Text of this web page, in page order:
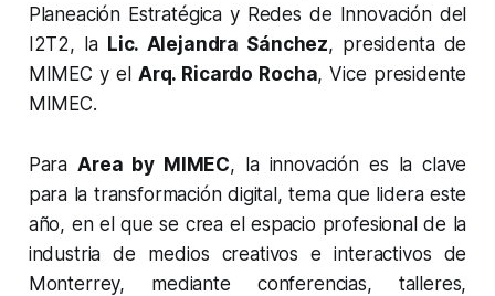
Planeación Estratégica y Redes de Innovación del
I2T2, la Lic. Alejandra Sánchez, presidenta de
MIMEC y el Arq. Ricardo Rocha, Vice presidente
MIMEC.
ParaArea by MIMEC, la innovación es la clave
para la transformación digital, tema que lidera este
año, en el que se crea el espacio profesional de la
industria de medios creativos e interactivos de
Monterrey, mediante conferencias, talleres,